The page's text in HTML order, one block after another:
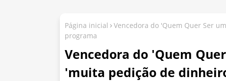
Página inicial
Vencedora do 'Quem Quer Ser
programa
Vencedora do 'Quem
'muita pedição de